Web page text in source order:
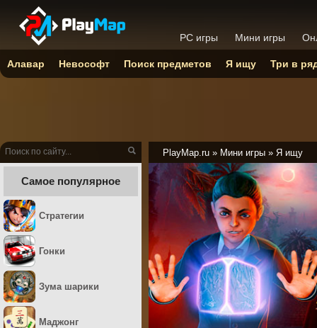
PlayMap.ru » Мини игры » Я ищу
Самое популярное
Стратегии
Гонки
Зума шарики
Маджонг
PC игры Мини игры
Алавар Невософт Поиск предметов Я ищу Три в